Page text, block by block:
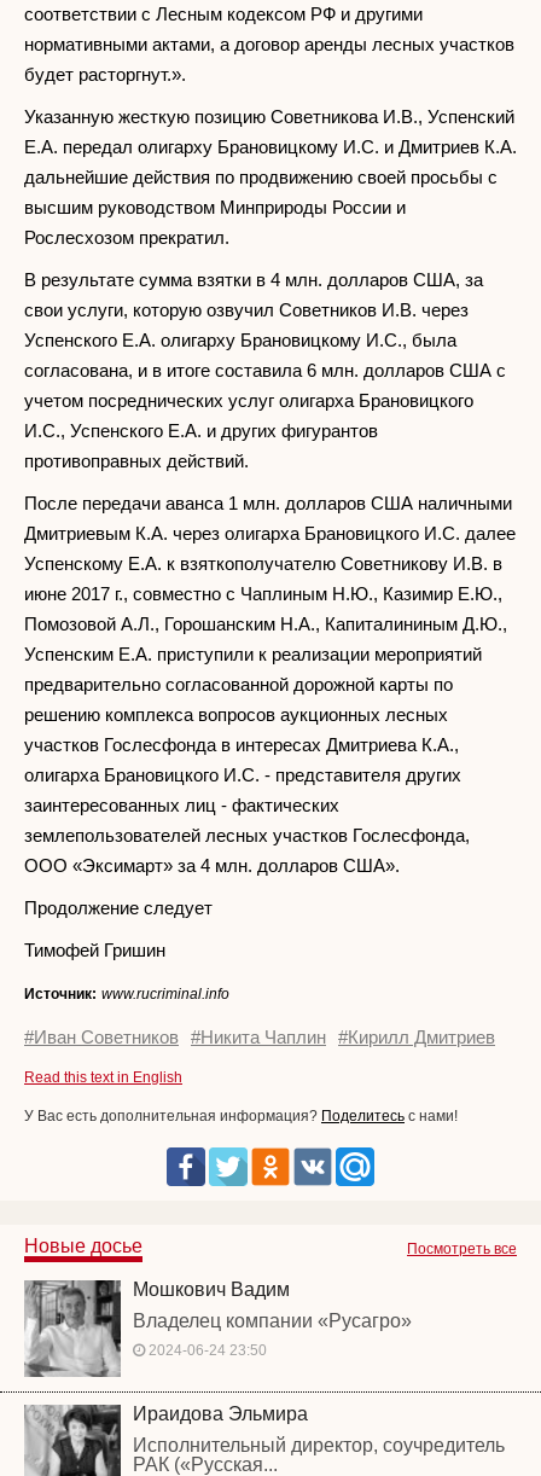
соответствии с Лесным кодексом РФ и другими
нормативными актами, а договор аренды лесных участков
будет расторгнут.».
Указанную жесткую позицию Советникова И.В., Успенский
Е.А. передал олигарху Брановицкому И.С. и Дмитриев К.А.
дальнейшие действия по продвижению своей просьбы с
высшим руководством Минприроды России и
Рослесхозом прекратил.
В результате сумма взятки в 4 млн. долларов США, за
свои услуги, которую озвучил Советников И.В. через
Успенского Е.А. олигарху Брановицкому И.С., была
согласована, и в итоге составила 6 млн. долларов США с
учетом посреднических услуг олигарха Брановицкого
И.С., Успенского Е.А. и других фигурантов
противоправных действий.
После передачи аванса 1 млн. долларов США наличными
Дмитриевым К.А. через олигарха Брановицкого И.С. далее
Успенскому Е.А. к взяткополучателю Советникову И.В. в
июне 2017 г., совместно с Чаплиным Н.Ю., Казимир Е.Ю.,
Помозовой А.Л., Горошанским Н.А., Капиталининым Д.Ю.,
Успенским Е.А. приступили к реализации мероприятий
предварительно согласованной дорожной карты по
решению комплекса вопросов аукционных лесных
участков Гослесфонда в интересах Дмитриева К.А.,
олигарха Брановицкого И.С. - представителя других
заинтересованных лиц - фактических
землепользователей лесных участков Гослесфонда,
ООО «Эксимарт» за 4 млн. долларов США».
Продолжение следует
Тимофей Гришин
Источник: www.rucriminal.info
#Иван Советников #Никита Чаплин #Кирилл Дмитриев
Read this text in English
У Вас есть дополнительная информация? Поделитесь с нами!
Посмотреть все
Новые досье
Мошкович Вадим
Владелец компании «Русагро»
2024-06-24 23:50
Ираидова Эльмира
Исполнительный директор, соучредитель
РАК («Русская...